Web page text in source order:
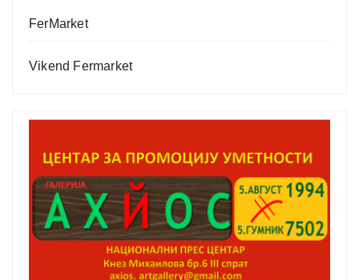
FerMarket
Vikend Fermarket